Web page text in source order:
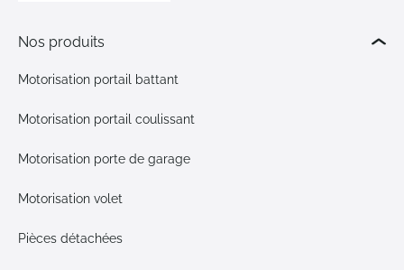
Nos produits
Motorisation portail battant
Motorisation portail coulissant
Motorisation porte de garage
Motorisation volet
Pièces détachées